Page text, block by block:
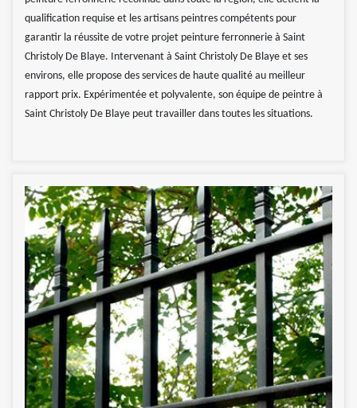
qualification requise et les artisans peintres compétents pour
garantir la réussite de votre projet peinture ferronnerie à Saint
Christoly De Blaye. Intervenant à Saint Christoly De Blaye et ses
environs, elle propose des services de haute qualité au meilleur
rapport prix. Expérimentée et polyvalente, son équipe de peintre à
Saint Christoly De Blaye peut travailler dans toutes les situations.